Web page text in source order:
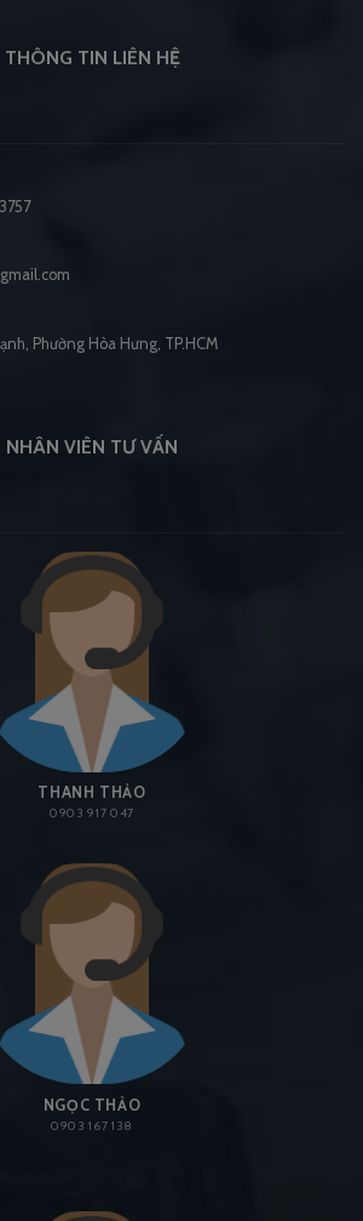
THÔNG TIN LIÊN HỆ
Phường Hòa Hưng, TP.HCM
NHÂN VIÊN TƯ VẤN
THANH THẢO
0903 917 047
NGỌC THẢO
0903 167 138